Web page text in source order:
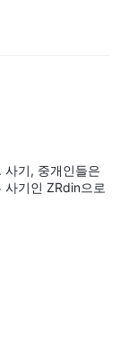
사기, 중개인들은
기인 ZRdin으로